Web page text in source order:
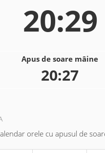
20:29
Apus de soare mâine
20:27
orele cu apusul de